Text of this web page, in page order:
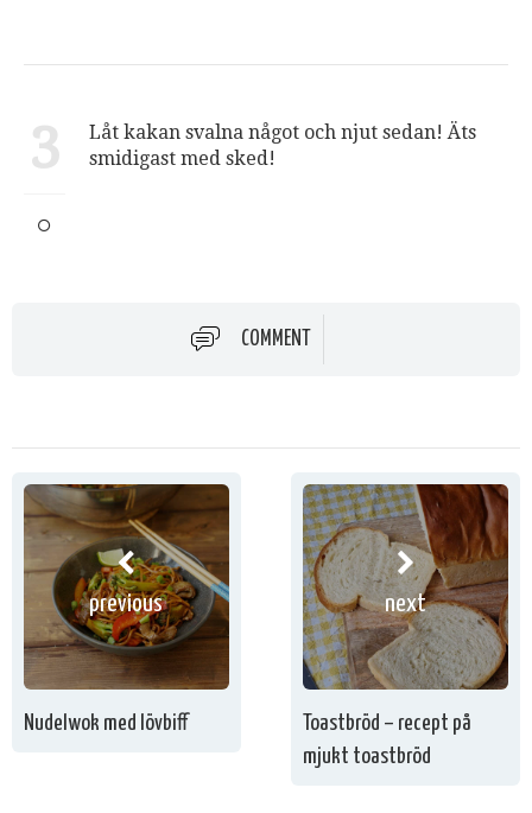
3
Låt kakan svalna något och njut sedan! Äts
smidigast med sked!
COMMENT
previous
Nudelwok med lövbiff
next
Toastbröd – recept på
mjukt toastbröd